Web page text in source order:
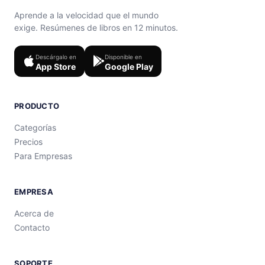
Aprende a la velocidad que el mundo
exige. Resúmenes de libros en 12 minutos.
Descárgalo en
App Store
Disponible en
Google Play
PRODUCTO
Categorías
Precios
Para Empresas
EMPRESA
Acerca de
Contacto